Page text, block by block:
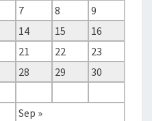
7 8
9
14 15
16
21 22
23
28 29
30
Sep »